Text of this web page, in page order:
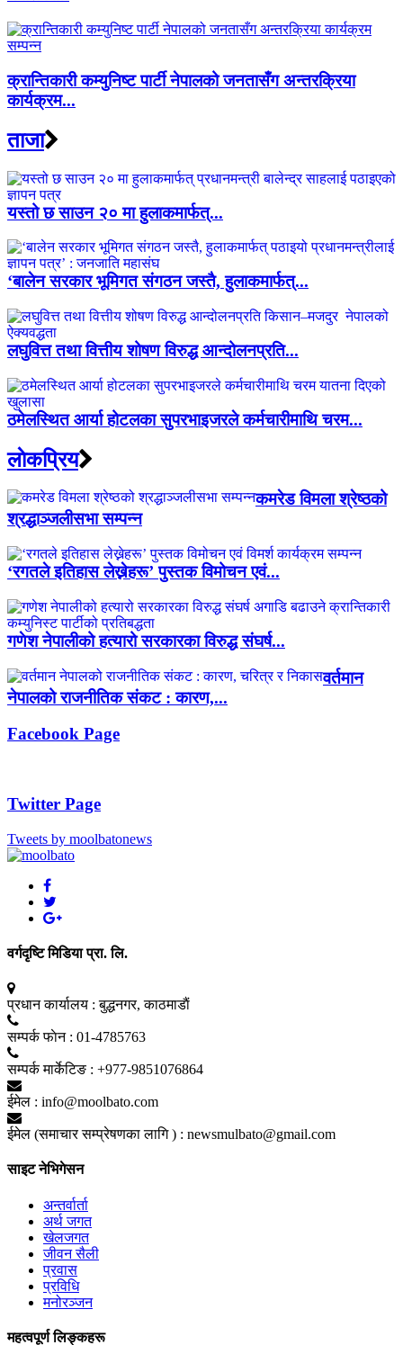
क्रान्तिकारी कम्युनिष्ट पार्टी नेपालको जनतासँग अन्तरक्रिया
कार्यक्रम...
ताजा
यस्तो छ साउन २० मा हुलाकमार्फत्...
‘बालेन सरकार भूमिगत संगठन जस्तै, हुलाकमार्फत्...
लघुवित्त तथा वित्तीय शोषण विरुद्ध आन्दोलनप्रति...
ठमेलस्थित आर्या होटलका सुपरभाइजरले कर्मचारीमाथि चरम...
लाेकप्रिय
कमरेड विमला श्रेष्ठको
श्रद्धाञ्जलीसभा सम्पन्न
‘रगतले इतिहास लेख्नेहरू’ पुस्तक विमोचन एवं...
गणेश नेपालीको हत्यारो सरकारका विरुद्ध संघर्ष...
वर्तमान
नेपालको राजनीतिक संकट : कारण,...
Facebook Page
Twitter Page
Tweets by moolbatonews
वर्गदृष्टि मिडिया प्रा. लि.
प्रधान कार्यालय : बुद्धनगर, काठमाडाैं
सम्पर्क फाेन : 01-4785763
सम्पर्क मार्केटिङ : +977-9851076864
ईमेल : info@moolbato.com
ईमेल (समाचार सम्प्रेषणका लागि ) : newsmulbato@gmail.com
साइट नेभिगेसन
अन्तर्वार्ता
अर्थ जगत
खेलजगत
जीवन सैली
प्रवास
प्रविधि
मनोरञ्जन
महत्वपूर्ण लिङ्कहरू